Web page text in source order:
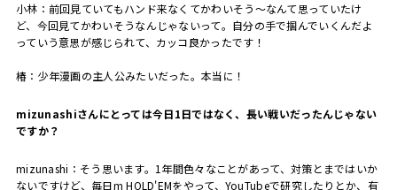
小林：前回見ていてもハンド来なくてかわいそう〜なんて思っていたけ
ど、今回見てかわいそうなんじゃないって。自分の手で掴んでいくんだよ
っていう意思が感じられて、カッコ良かったです！
椿：少年漫画の主人公みたいだった。本当に！
――mizunashiさんにとっては今日1日ではなく、長い戦いだったんじゃない
ですか？
mizunashi： そう思います。 1 年間色々なことがあって、対策とまではいか
ないですけど、毎日m HOLD'EMをやって、 YouTubeで研究したりとか、有